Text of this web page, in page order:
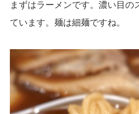
まずはラーメンです。濃い目の
ています。麺は細麺ですね。